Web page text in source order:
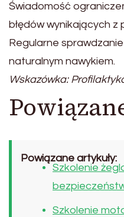
Świadomość
błędów wynikających z
Regularne
naturalnym nawykiem.
Wskazówka:
Powiązane artykuły:
Szkolenie
Szkolenie